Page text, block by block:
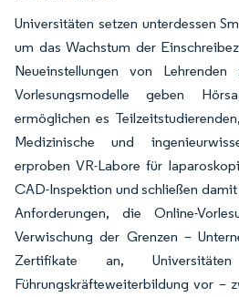
Universitäten setzen unterdessen
um das Wachstum der
Neueinstellungen von
Vorlesungsmodelle geben
ermöglichen es
Medizinische und
erproben VR-Labore für
CAD-Inspektion und schließen
Anforderungen, die Online-
Verwischung der Grenzen –
Zertifikate an,
Führungskräfteweiterbildung vor –